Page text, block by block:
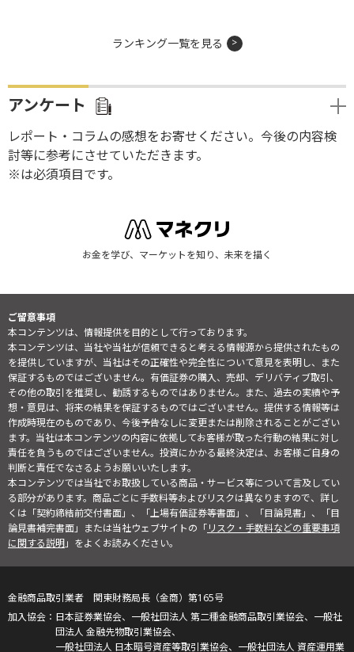
ランキング一覧を見る
アンケート
レポート・コラムの感想をお寄せください。今後の内容検
討等に参考にさせていただきます。
※は必須項目です。
お金を学び、マーケットを知り、未来を描く
ご留意事項
本コンテンツは、情報提供を目的として行っております。
本コンテンツは、当社や当社が信頼できると考える情報源から提供されたもの
を提供していますが、当社はその正確性や完全性について意見を表明し、また
保証するものではございません。有価証券の購入、売却、デリバティブ取引、
その他の取引を推奨し、勧誘するものではありません。また、過去の実績や予
想・意見は、将来の結果を保証するものではございません。提供する情報等は
作成時現在のものであり、今後予告なしに変更または削除されることがござい
ます。当社は本コンテンツの内容に依拠してお客様が取った行動の結果に対し
責任を負うものではございません。投資にかかる最終決定は、お客様ご自身の
判断と責任でなさるようお願いいたします。
本コンテンツでは当社でお取扱している商品・サービス等について言及してい
る部分があります。商品ごとに手数料等およびリスクは異なりますので、詳し
くは「契約締結前交付書面」、「上場有価証券等書面」、「目論見書」、「目
論見書補完書面」または当社ウェブサイトの「リスク・手数料などの重要事項
に関する説明」をよくお読みください。
金融商品取引業者 関東財務局長（金商）第165号
日本証券業協会、一般社団法人 第二種金融商品取引業協会、一般社
団法人 金融先物取引業協会、
一般社団法人 日本暗号資産等取引業協会、一般社団法人 資産運用業